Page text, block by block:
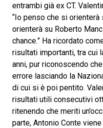
entrambi già ex CT.
“Io penso che si orienterà
orienterà su Roberto
chance.” Ha ricordato
risultati importanti, tra cui
anni, pur riconoscendo
errore lasciando la
di cui si è poi pentito.
risultati utili consecutivi
ritenendo che meriti
parte, Antonio Conte